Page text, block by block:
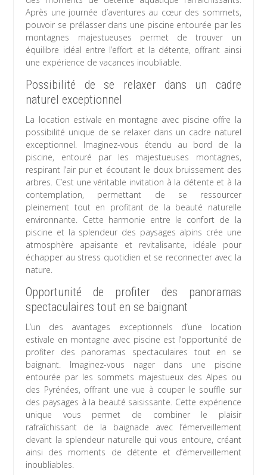
Après une journée d’aventures au cœur des sommets,
pouvoir se prélasser dans une piscine entourée par les
montagnes majestueuses permet de trouver un
équilibre idéal entre l’effort et la détente, offrant ainsi
une expérience de vacances inoubliable.
Possibilité de se relaxer dans un cadre
naturel exceptionnel
La location estivale en montagne avec piscine offre la
possibilité unique de se relaxer dans un cadre naturel
exceptionnel. Imaginez-vous étendu au bord de la
piscine, entouré par les majestueuses montagnes,
respirant l’air pur et écoutant le doux bruissement des
arbres. C’est une véritable invitation à la détente et à la
contemplation, permettant de se ressourcer
pleinement tout en profitant de la beauté naturelle
environnante. Cette harmonie entre le confort de la
piscine et la splendeur des paysages alpins crée une
atmosphère apaisante et revitalisante, idéale pour
échapper au stress quotidien et se reconnecter avec la
nature.
Opportunité de profiter des panoramas
spectaculaires tout en se baignant
L’un des avantages exceptionnels d’une location
estivale en montagne avec piscine est l’opportunité de
profiter des panoramas spectaculaires tout en se
baignant. Imaginez-vous nager dans une piscine
entourée par les sommets majestueux des Alpes ou
des Pyrénées, offrant une vue à couper le souffle sur
des paysages à la beauté saisissante. Cette expérience
unique vous permet de combiner le plaisir
rafraîchissant de la baignade avec l’émerveillement
devant la splendeur naturelle qui vous entoure, créant
ainsi des moments de détente et d’émerveillement
inoubliables.